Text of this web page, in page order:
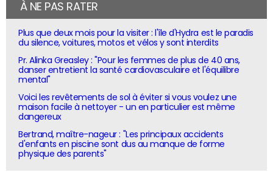
À NE PAS RATER
Plus que deux mois pour la visiter : l'île d'Hydra est le paradis
du silence, voitures, motos et vélos y sont interdits
Pr. Alinka Greasley : "Pour les femmes de plus de 40 ans,
danser entretient la santé cardiovasculaire et l'équilibre
mental"
Voici les revêtements de sol à éviter si vous voulez une
maison facile à nettoyer - un en particulier est même
dangereux
Bertrand, maître-nageur : "Les principaux accidents
d'enfants en piscine sont dus au manque de forme
physique des parents"